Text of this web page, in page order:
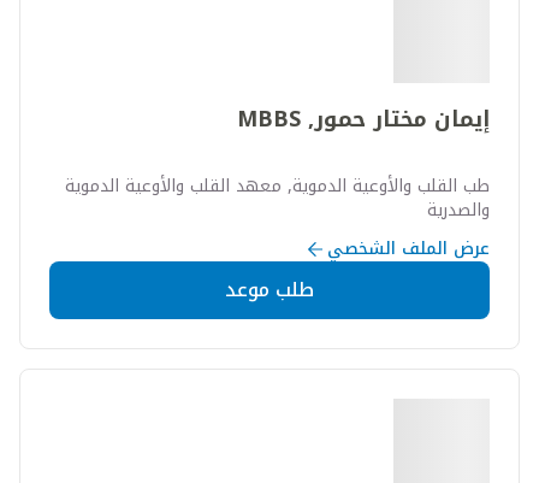
إيمان مختار حمور, MBBS
طب القلب والأوعية الدموية, معهد القلب والأوعية الدموية
والصدرية
عرض الملف الشخصي
طلب موعد